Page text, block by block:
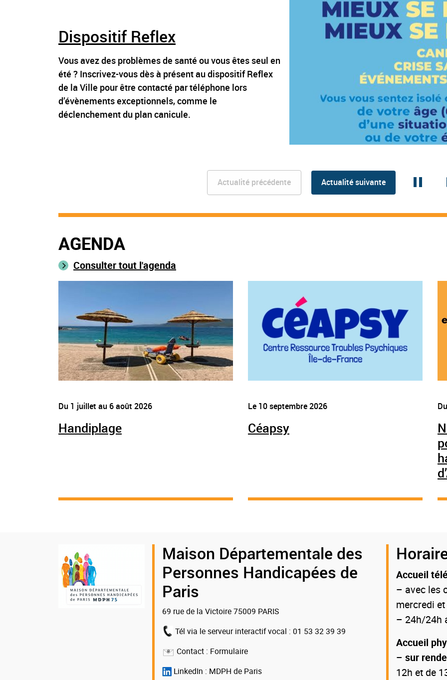
Dispositif Reflex
Vous avez des problèmes de santé ou vous êtes seul en
été ? Inscrivez-vous dès à présent au dispositif Reflex
de la Ville pour être contacté par téléphone lors
d’évènements exceptionnels, comme le
déclenchement du plan canicule.
Actualité précédente Actualité suivante
AGENDA
Consulter tout l'agenda
Du 1 juillet au 6 août 2026
Handiplage
Le 10 septembre 2026
Céapsy
Du
Logo
de
la
Maison Départementale des
Personnes Handicapées de
Paris
69 rue de la Victoire 75009 PARIS
Tél via le serveur interactif vocal : 01 53 32 39 39
Contact : Formulaire
LinkedIn : MDPH de Paris
Accueil
– avec les
mercredi
– 24h/24h
Accueil
– sur
12h et de